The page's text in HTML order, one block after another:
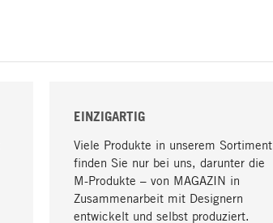
EINZIGARTIG
Viele Produkte in unserem Sortiment
finden Sie nur bei uns, darunter die
M-Produkte – von MAGAZIN in
Zusammenarbeit mit Designern
entwickelt und selbst produziert.